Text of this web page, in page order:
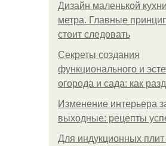
Дизайн маленькой
метра. Главные
стоит следовать
Секреты создания
функционального и
огорода и сада: как
Изменение интерьера
выходные: рецепты
Для индукционных плит